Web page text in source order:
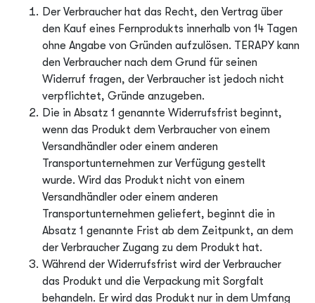
Der Verbraucher hat das Recht, den Vertrag über
den Kauf eines Fernprodukts innerhalb von 14 Tagen
ohne Angabe von Gründen aufzulösen. TERAPY kann
den Verbraucher nach dem Grund für seinen
Widerruf fragen, der Verbraucher ist jedoch nicht
verpflichtet, Gründe anzugeben.
Die in Absatz 1 genannte Widerrufsfrist beginnt,
wenn das Produkt dem Verbraucher von einem
Versandhändler oder einem anderen
Transportunternehmen zur Verfügung gestellt
wurde. Wird das Produkt nicht von einem
Versandhändler oder einem anderen
Transportunternehmen geliefert, beginnt die in
Absatz 1 genannte Frist ab dem Zeitpunkt, an dem
der Verbraucher Zugang zu dem Produkt hat.
Während der Widerrufsfrist wird der Verbraucher
das Produkt und die Verpackung mit Sorgfalt
behandeln. Er wird das Produkt nur in dem Umfang